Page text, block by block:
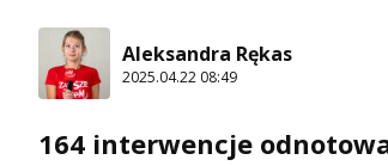
Aleksandra Rękas
2025.04.22 08:49
164 interwencje